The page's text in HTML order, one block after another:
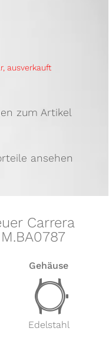
ausverkauft
zum Artikel
ansehen
Carrera
Gehäuse
w
Edelstahl